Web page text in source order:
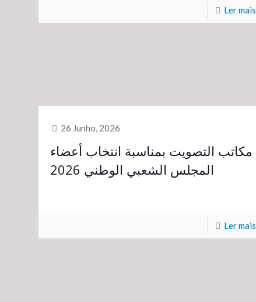
Ler mais
26 Junho, 2026
مكاتب التصويت بمناسبة انتخاب أعضاء
المجلس الشعبي الوطني 2026
Ler mais